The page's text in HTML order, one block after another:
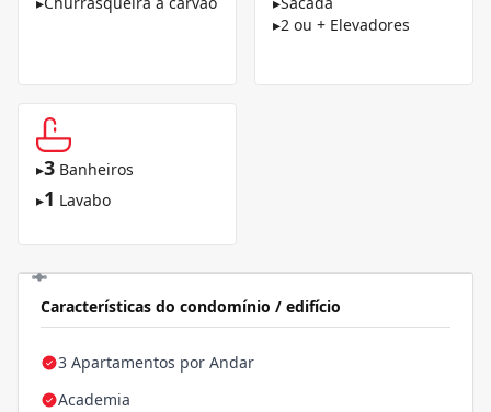
▸2 ou + Elevadores
▸3 Banheiros
▸1 Lavabo
Características do condomínio / edifício
3 Apartamentos por Andar
Academia